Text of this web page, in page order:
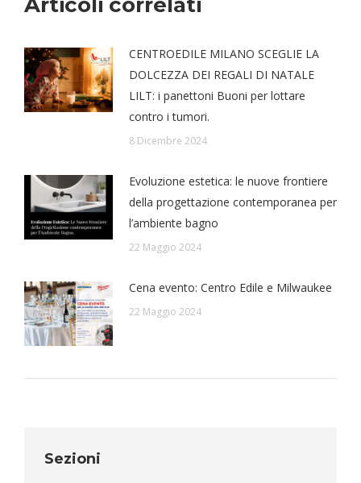
CENTROEDILE MILANO SCEGLIE LA
DOLCEZZA DEI REGALI DI NATALE
LILT: i panettoni Buoni per lottare
contro i tumori.
8 Dicembre 2024
Evoluzione estetica: le nuove frontiere
della progettazione contemporanea per
l’ambiente bagno
22 Maggio 2024
Cena evento: Centro Edile e Milwaukee
22 Maggio 2024
Sezioni